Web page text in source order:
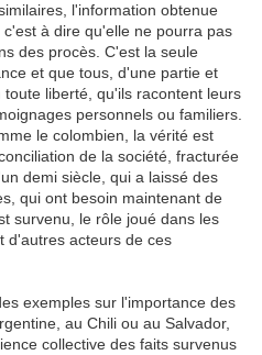
l'information obtenue
à dire qu'elle ne pourra pas
des procès. C'est la seule
et que tous, d'une partie et
liberté, qu'ils racontent leurs
personnels ou familiers.
le colombien, la vérité est
de la société, fracturée
demi siècle, qui a laissé des
qui ont besoin maintenant de
survenu, le rôle joué dans les
d'autres acteurs de ces
exemples sur l'importance des
au Chili ou au Salvador,
collective des faits survenus